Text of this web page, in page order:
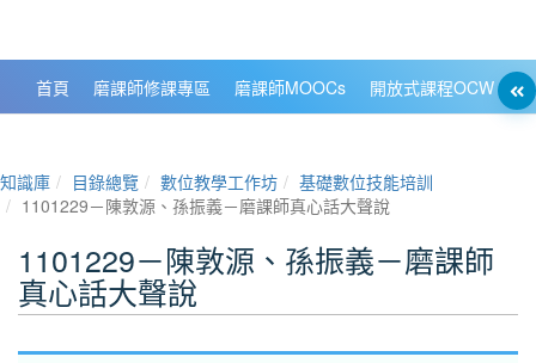
首頁 磨課師修課專區 磨課師MOOCs 開放式課程OCW
知識庫 目錄總覽 數位教學工作坊
基礎數位技能培訓
1101229－陳敦源、孫振義－磨課師真心話大聲說
1101229－陳敦源、孫振義－磨課師
真心話大聲說